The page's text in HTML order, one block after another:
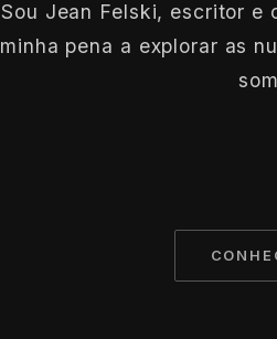
Sou Jean Felski, escritor e
minha pena a explorar as